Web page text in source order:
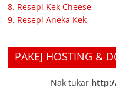
8. Resepi Kek Cheese
9. Resepi Aneka Kek
PAKEJ HOSTING &
Nak tukar